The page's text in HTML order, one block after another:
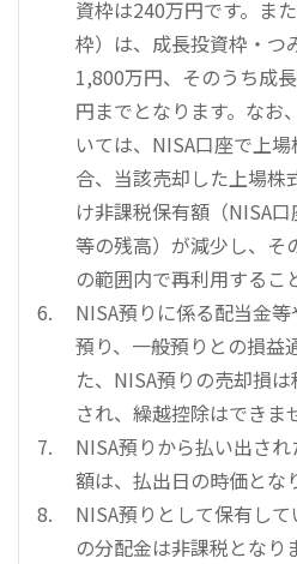
資枠は240万円です。ま
枠）は、成長投資枠・つ
1,800万円、そのうち成
円までとなります。なお
いては、NISA口座で上
合、当該売却した上場株
け非課税保有額（NISA
等の残高）が減少し、そ
の範囲内で再利用するこ
NISA預りに係る配当金
預り、一般預りとの損益
た、NISA預りの売却損
され、繰越控除はできま
NISA預りから払い出さ
額は、払出日の時価とな
NISA預りとして保有し
の分配金は非課税となり